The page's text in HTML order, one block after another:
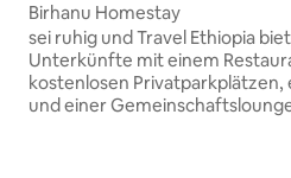
Birhanu Homestay
sei ruhig und Travel Ethiopia bietet
Unterkünfte mit einem
kostenlosen Privatparkplätzen,
und einer Gemeinschaftslounge.